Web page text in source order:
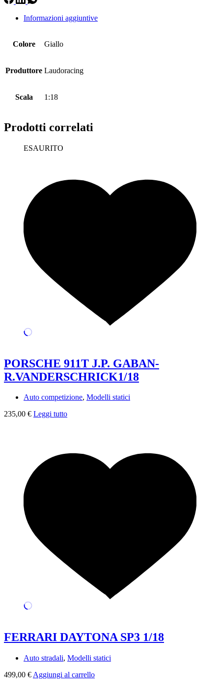
Informazioni aggiuntive
Colore Giallo
Produttore Laudoracing
Scala 1:18
Prodotti correlati
ESAURITO
PORSCHE 911T J.P. GABAN-
R.VANDERSCHRICK1/18
Auto competizione, Modelli statici
235,00 € Leggi tutto
FERRARI DAYTONA SP3 1/18
Auto stradali, Modelli statici
499,00 € Aggiungi al carrello